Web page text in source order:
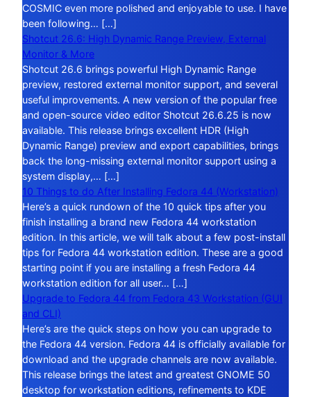
COSMIC even more polished and enjoyable to use. I have
been following… […]
Shotcut 26.6: High Dynamic Range Preview, External
Monitor & More
Shotcut 26.6 brings powerful High Dynamic Range
preview, restored external monitor support, and several
useful improvements. A new version of the popular free
and open-source video editor Shotcut 26.6.25 is now
available. This release brings excellent HDR (High
Dynamic Range) preview and export capabilities, brings
back the long-missing external monitor support using a
system display,… […]
10 Things to do After Installing Fedora 44 (Workstation)
Here’s a quick rundown of the 10 quick tips after you
finish installing a brand new Fedora 44 workstation
edition. In this article, we will talk about a few post-install
tips for Fedora 44 workstation edition. These are a good
starting point if you are installing a fresh Fedora 44
workstation edition for all user… […]
Upgrade to Fedora 44 from Fedora 43 Workstation (GUI
and CLI)
Here’s are the quick steps on how you can upgrade to
the Fedora 44 version. Fedora 44 is officially available for
download and the upgrade channels are now available.
This release brings the latest and greatest GNOME 50
desktop for workstation editions, refinements to KDE